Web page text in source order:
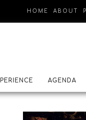
HOME ABOUT
AGENDA